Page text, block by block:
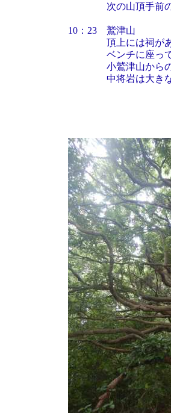
次の山頂手前の坂
10：23 鷲津山
頂上には祠があった
ベンチに座って休憩
小鷲津山からの下
中将岩は大きな岩